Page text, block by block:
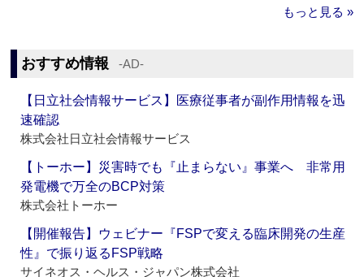
もっと見る »
おすすめ情報 ‐AD‐
【日立社会情報サービス】医療従事者が副作用情報を迅
速確認
株式会社日立社会情報サービス
【トーホー】災害時でも『止まらない』事業へ 非常用
発電機で万全のBCP対策
株式会社トーホー
【開催報告】ウェビナー『FSPで変える臨床開発の生産
性』で振り返るFSP戦略
サイネオス・ヘルス・ジャパン株式会社